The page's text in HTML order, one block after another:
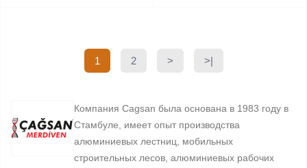
1 2 > >|
Компания Cagsan была основана в 1983 году в
Стамбуле, имеет опыт производства
алюминиевых лестниц, мобильных
строительных лесов, алюминиевых рабочих